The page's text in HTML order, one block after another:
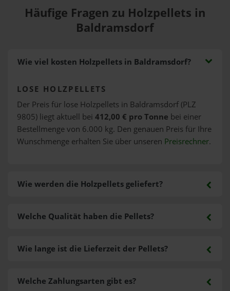
Häufige Fragen zu Holzpellets in
Baldramsdorf
Wie viel kosten Holzpellets in Baldramsdorf?
LOSE HOLZPELLETS
Der Preis für lose Holzpellets in Baldramsdorf (PLZ
9805) liegt aktuell bei 412,00 € pro Tonne bei einer
Bestellmenge von 6.000 kg. Den genauen Preis für Ihre
Wunschmenge erhalten Sie über unseren Preisrechner.
Wie werden die Holzpellets geliefert?
Welche Zahlungsarten gibt es?
Welche Qualität haben die Pellets?
Wie lange ist die Lieferzeit der Pellets?